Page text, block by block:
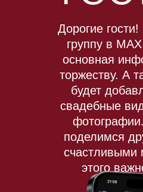
Дорогие
группу в
основная
торжеству. А
будет
свадебные
поделимся
счастливыми
этого